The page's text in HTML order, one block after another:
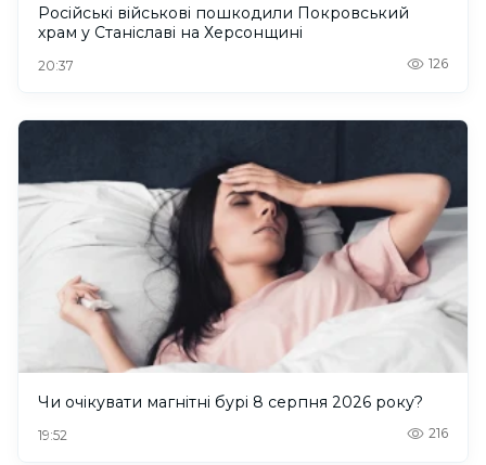
Російські військові пошкодили Покровський
храм у Станіславі на Херсонщині
20:37 126
Чи очікувати магнітні бурі 8 серпня 2026 року?
19:52 216